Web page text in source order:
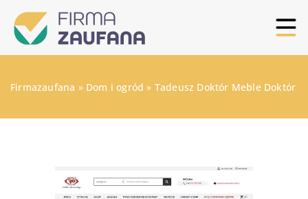
Firmazaufana » Dom i ogród » Tadeusz Doktór Meble Doktór